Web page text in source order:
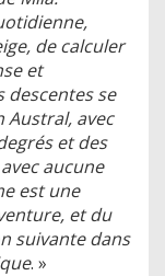
de calculer
et
descentes se
Austral, avec
et des
aucune
est une
et du
suivante dans
. »